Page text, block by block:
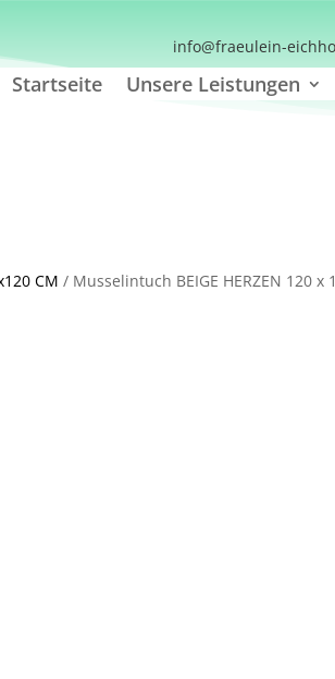
info@fraeulein-
Startseite Unsere Leistungen
CM / Musselintuch BEIGE HERZEN 120 x